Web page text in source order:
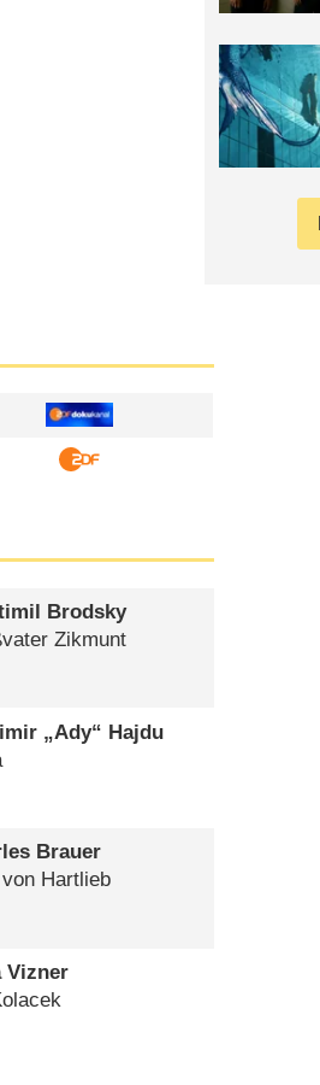
Brodsky
Zikmunt
„Ady“ Hajdu
Brauer
Hartlieb
Vizner